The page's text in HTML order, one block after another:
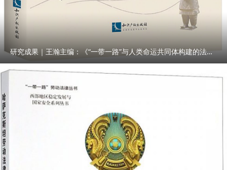
研究成果｜王瀚主编：《“一带一路”与人类命运共同体构建的法律与实践》